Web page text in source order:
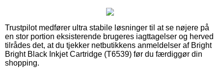
Trustpilot medfører ultra stabile løsninger til at se nøjere på
en stor portion eksisterende brugeres iagttagelser og herved
tilrådes det, at du tjekker netbutikkens anmeldelser af Bright
Bright Black Inkjet Cartridge (T6539) før du færdiggør din
shopping.